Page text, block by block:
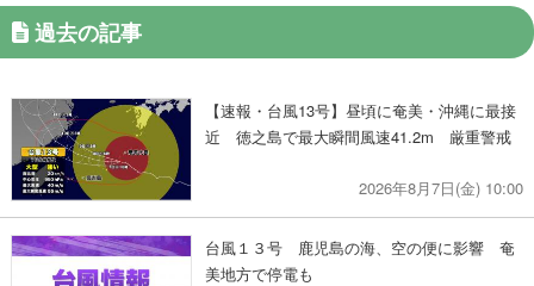
過去の記事
【速報・台風13号】昼頃に奄美・沖縄に最接
近 徳之島で最大瞬間風速41.2m 厳重警戒
2026年8月7日(金) 10:00
台風１３号 鹿児島の海、空の便に影響 奄
美地方で停電も